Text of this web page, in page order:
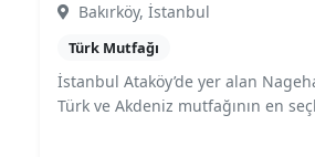
Bakırköy, İstanbul
Türk Mutfağı
İstanbul Ataköy’de yer alan
Türk ve Akdeniz mutfağının en